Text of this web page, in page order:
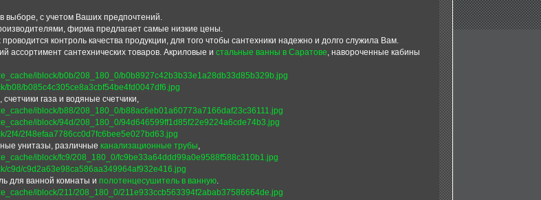
выборе, с учетом Ваших предпочтений.
фирма предлагает самые низкие цены.
контроль качества продукции, для того чтобы сантехники надежно и долго служила Вам.
ассортимент сантехнических товаров. Акриловые истальные ванны в Саратове, навороченные кабины
газа и водяные счетчики,
унитазы, различныеканализационные трубы,
для ванной комнаты иполотенцесушитель в ванную.